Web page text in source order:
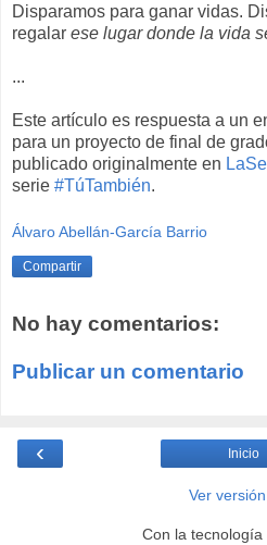
Disparamos para ganar vidas.
regalar ese lugar donde la vida
...
Este artículo es respuesta a un
para un proyecto de final de
publicado originalmente en
serie #TúTambién.
Álvaro Abellán-García Barrio
Compartir
No hay comentarios:
Publicar un comentario
‹ Inicio
Ver
Con la tecnología